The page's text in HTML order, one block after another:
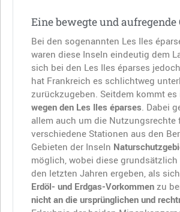
Eine bewegte und aufregende
Bei den sogenannten Les Iles
waren diese Inseln eindeutig dem
sich bei den Les Iles éparses
hat Frankreich es schlichtweg
zurückzugeben. Seitdem kommt
wegen den Les Iles éparses. Dabei
allem auch um die
verschiedene Stationen aus den
Gebieten der Inseln
möglich, wobei diese
den letzten Jahren ergeben, als
Erdöl- und Erdgas-Vorkommen zu
nicht an die ursprünglichen und